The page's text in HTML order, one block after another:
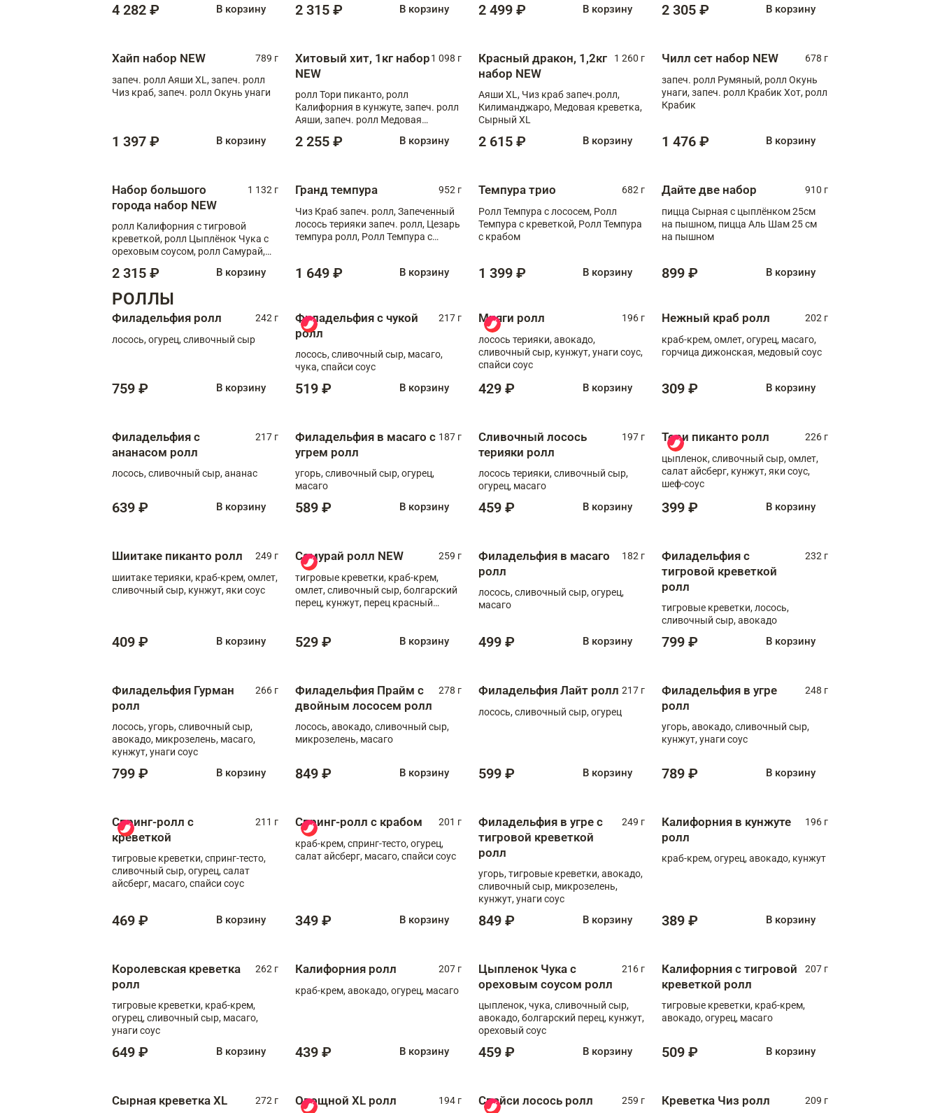
запеч. ролл Моцарелломания, ролл
4 282 ₽ В корзину 2 315 ₽ В корзину 2 499 ₽ В корзину 2 305 ₽ В корзину
Хайп набор NEW
789 г
запеч. ролл Аяши XL, запеч. ролл
Чиз краб, запеч. ролл Окунь унаги
1 397 ₽ В корзину
Хитовый хит, 1кг набор
NEW
1 098 г
ролл Тори пиканто, ролл
Калифорния в кунжуте, запеч. ролл
Аяши, запеч. ролл Медовая
чукой
2 255 ₽ В корзину
Красный дракон, 1,2кг
набор NEW
1 260 г
Аяши XL, Чиз краб запеч.ролл,
Килиманджаро, Медовая креветка,
Сырный XL
2 615 ₽ В корзину
Чилл сет набор NEW
678 г
запеч. ролл Румяный, ролл Окунь
унаги, запеч. ролл Крабик Хот, ролл
Крабик
1 476 ₽ В корзину
Набор большого
города набор NEW
1 132 г
ролл Калифорния с тигровой
креветкой, ролл Цыплёнок Чука с
ореховым соусом, ролл Самурай,
ролл с крабом
2 315 ₽ В корзину
Гранд темпура
952 г
Чиз Краб запеч. ролл, Запеченный
лосось терияки запеч. ролл, Цезарь
темпура ролл, Ролл Темпура с
1 649 ₽ В корзину
Темпура трио
682 г
Ролл Темпура с лососем, Ролл
Темпура с креветкой, Ролл Темпура
с крабом
1 399 ₽ В корзину
Дайте две набор
910 г
пицца Сырная с цыплёнком 25см
на пышном, пицца Аль Шам 25 см
на пышном
899 ₽ В корзину
РОЛЛЫ
Филадельфия ролл
242 г
лосось, огурец, сливочный сыр
759 ₽ В корзину
Филадельфия с чукой
ролл
217 г
лосось, сливочный сыр, масаго,
чука, спайси соус
519 ₽ В корзину
Мияги ролл
196 г
лосось терияки, авокадо,
сливочный сыр, кунжут, унаги соус,
спайси соус
429 ₽ В корзину
Нежный краб ролл
202 г
краб-крем, омлет, огурец, масаго,
горчица дижонская, медовый соус
309 ₽ В корзину
Филадельфия с
ананасом ролл
217 г
лосось, сливочный сыр, ананас
639 ₽ В корзину
Филадельфия в масаго с
угрем ролл
187 г
угорь, сливочный сыр, огурец,
масаго
589 ₽ В корзину
Сливочный лосось
терияки ролл
197 г
лосось терияки, сливочный сыр,
огурец, масаго
459 ₽ В корзину
Тори пиканто ролл
226 г
цыпленок, сливочный сыр, омлет,
салат айсберг, кунжут, яки соус,
шеф-соус
399 ₽ В корзину
Шиитаке пиканто ролл
249 г
шиитаке терияки, краб-крем, омлет,
сливочный сыр, кунжут, яки соус
409 ₽ В корзину
Самурай ролл NEW
259 г
тигровые креветки, краб-крем,
омлет, сливочный сыр, болгарский
перец, кунжут, перец красный
529 ₽ В корзину
Филадельфия в масаго
ролл
182 г
лосось, сливочный сыр, огурец,
масаго
499 ₽ В корзину
Филадельфия с
тигровой креветкой
ролл
232 г
тигровые креветки, лосось,
сливочный сыр, авокадо
799 ₽ В корзину
Филадельфия Гурман
ролл
266 г
лосось, угорь, сливочный сыр,
авокадо, микрозелень, масаго,
кунжут, унаги соус
799 ₽ В корзину
Филадельфия Прайм с
двойным лососем ролл
278 г
лосось, авокадо, сливочный сыр,
микрозелень, масаго
849 ₽ В корзину
Филадельфия Лайт ролл 217 г
лосось, сливочный сыр, огурец
599 ₽ В корзину
Филадельфия в угре
ролл
248 г
угорь, авокадо, сливочный сыр,
кунжут, унаги соус
789 ₽ В корзину
Спринг-ролл с
креветкой
211 г
тигровые креветки, спринг-тесто,
сливочный сыр, огурец, салат
айсберг, масаго, спайси соус
469 ₽ В корзину
Спринг-ролл с крабом
201 г
краб-крем, спринг-тесто, огурец,
салат айсберг, масаго, спайси соус
349 ₽ В корзину
Филадельфия в угре с
тигровой креветкой
ролл
249 г
угорь, тигровые креветки, авокадо,
сливочный сыр, микрозелень,
кунжут, унаги соус
849 ₽ В корзину
Калифорния в кунжуте
ролл
196 г
краб-крем, огурец, авокадо, кунжут
389 ₽ В корзину
Королевская креветка
ролл
262 г
тигровые креветки, краб-крем,
огурец, сливочный сыр, масаго,
унаги соус
649 ₽ В корзину
Калифорния ролл
207 г
краб-крем, авокадо, огурец, масаго
439 ₽ В корзину
Цыпленок Чука с
ореховым соусом ролл
216 г
цыпленок, чука, сливочный сыр,
авокадо, болгарский перец, кунжут,
ореховый соус
459 ₽ В корзину
Калифорния с тигровой
креветкой ролл
207 г
тигровые креветки, краб-крем,
авокадо, огурец, масаго
509 ₽ В корзину
Сырная креветка XL
272 г Овощной XL ролл 194 г Спайси лосось ролл 259 г Креветка Чиз ролл 209 г